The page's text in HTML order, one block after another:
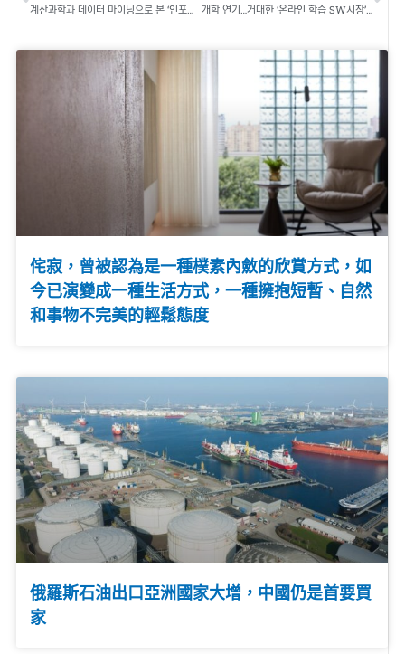
侘寂，曾被認為是一種樸素內斂的欣賞方式，如
今已演變成一種生活方式，一種擁抱短暫、自然
和事物不完美的輕鬆態度
俄羅斯石油出口亞洲國家大增，中國仍是首要買
家